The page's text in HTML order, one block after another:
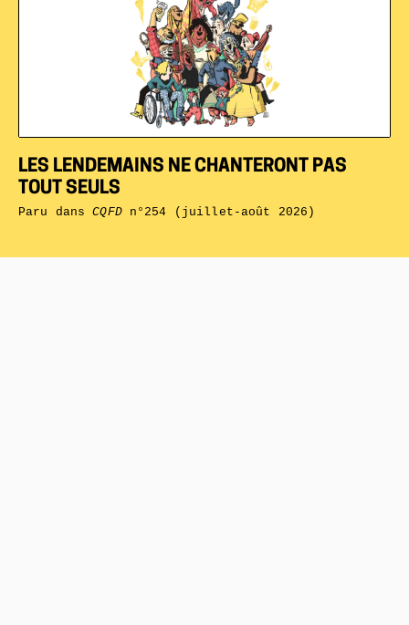
LES LENDEMAINS NE CHANTERONT PAS
TOUT SEULS
Paru dansCQFDn°254 (juillet-août 2026)